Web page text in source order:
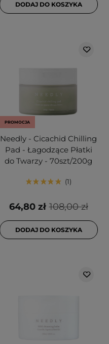
DODAJ DO KOSZYKA
PROMOCJA
Needly - Cicachid Chilling
Pad - Łagodzące Płatki
do Twarzy - 70szt/200g
1
108,00 zł
64,80 zł
DODAJ DO KOSZYKA